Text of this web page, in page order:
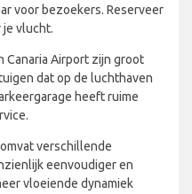
voor bezoekers. Reserveer
je vlucht.
Canaria Airport zijn groot
dat op de luchthaven
heeft ruime
verschillende
eenvoudiger en
vloeiende dynamiek